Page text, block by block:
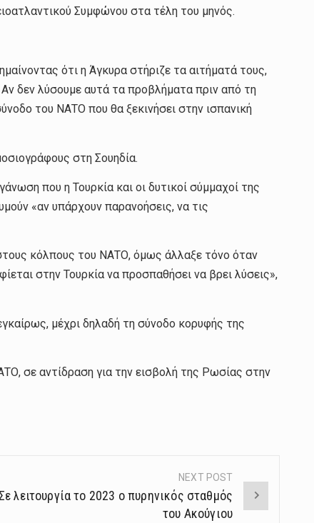
Συμφώνου στα τέλη του μηνός.
ότι η Άγκυρα στήριζε τα αιτήματά τους,
δεν λύσουμε αυτά τα προβλήματα πριν από τη
του ΝΑΤΟ που θα ξεκινήσει στην ισπανική
στη Σουηδία.
που η Τουρκία και οι δυτικοί σύμμαχοί της
«αν υπάρχουν παρανοήσεις, να τις
κόλπους του ΝΑΤΟ, όμως άλλαξε τόνο όταν
στην Τουρκία να προσπαθήσει να βρει λύσεις»,
μέχρι δηλαδή τη σύνοδο κορυφής της
σε αντίδραση για την εισβολή της Ρωσίας στην
NEXT POST
λειτουργία το 2023 ο πυρηνικός σταθμός
του Ακούγιου